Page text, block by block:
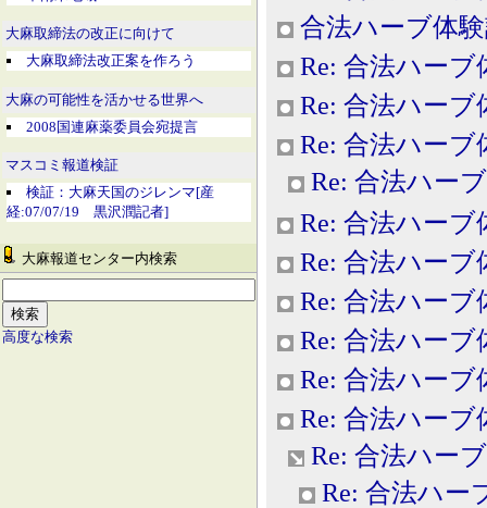
大麻取締法の改正に向けて
大麻取締法改正案を作ろう
大麻の可能性を活かせる世界へ
2008国連麻薬委員会宛提言
マスコミ報道検証
検証：大麻天国のジレンマ[産
経:07/07/19 黒沢潤記者]
大麻報道センター内検索
高度な検索
合法ハーブ体
Re: 合法ハーブ
Re: 合法ハーブ
Re: 合法ハーブ
Re: 合法ハー
Re: 合法ハーブ
Re: 合法ハーブ
Re: 合法ハーブ
Re: 合法ハーブ
Re: 合法ハーブ
Re: 合法ハーブ
Re: 合法ハー
Re: 合法ハー